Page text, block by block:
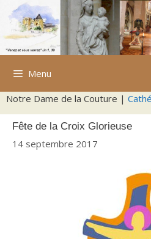
Aller
contenu
Menu
Notre Dame de la Couture |
Fête de la Croix Glorieuse
14 septembre 2017